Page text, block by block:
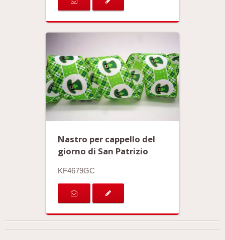
Nastro per cappello del
giorno di San Patrizio
KF4679GC